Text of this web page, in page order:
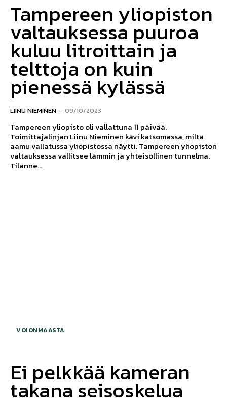
Tampereen yliopiston
valtauksessa puuroa
kuluu litroittain ja
telttoja on kuin
pienessä kylässä
LIINU NIEMINEN - 09/10/2023
Tampereen yliopisto oli vallattuna 11 päivää.
Toimittajalinjan Liinu Nieminen kävi katsomassa, miltä
aamu vallatussa yliopistossa näytti. Tampereen yliopiston
valtauksessa vallitsee lämmin ja yhteisöllinen tunnelma.
Tilanne...
VOIONMAASTA
Ei pelkkää kameran
takana seisoskelua